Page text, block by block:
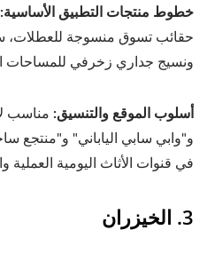
خطوط منتجات التطبيق الأساسية:
حقائب تسوق منسوجة للعطلات،
ونسيج جداري زخرفي للمساحات
أسلوب الموقع والتنسيق: مناسب
و"وابي سابي الياباني" و"منتجع
في قنوات الأثاث اليومية العملية
3. الخيزران